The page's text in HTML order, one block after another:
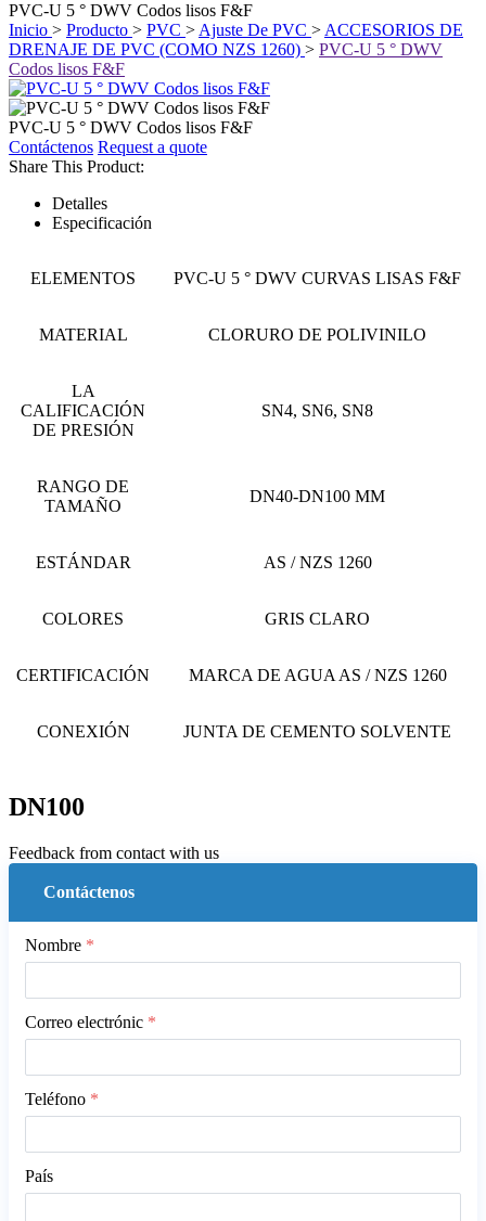
PVC-U 5 ° DWV Codos lisos F&F
Inicio > Producto > PVC > Ajuste De PVC > ACCESORIOS DE
DRENAJE DE PVC (COMO NZS 1260) > PVC-U 5 ° DWV
Codos lisos F&F
PVC-U 5 ° DWV Codos lisos F&F
Contáctenos Request a quote
Share This Product:
Detalles
Especificación
ELEMENTOS PVC-U 5 ° DWV CURVAS LISAS F&F
MATERIAL CLORURO DE POLIVINILO
LA
CALIFICACIÓN
DE PRESIÓN
SN4, SN6, SN8
RANGO DE
TAMAÑO
DN40-DN100 MM
ESTÁNDAR AS / NZS 1260
COLORES GRIS CLARO
CERTIFICACIÓN MARCA DE AGUA AS / NZS 1260
CONEXIÓN JUNTA DE CEMENTO SOLVENTE
DN100
Feedback from contact with us
Contáctenos
Nombre *
Correo electrónic *
Teléfono *
País